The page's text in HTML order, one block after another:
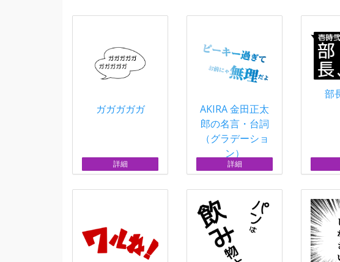
ガガガガガ
詳細
AKIRA 金田正太
郎の名言・台詞
（グラデーショ
ン）
詳細
部